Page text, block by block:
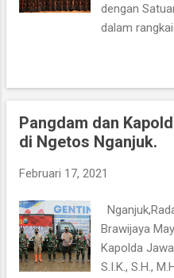
dengan
dalam
motivasi,
para Prajurit
TNi untuk
tugas
TNI/Polri
bersama
berhasil
yaitu
dalam
hadapan
Pangdam dan
di Ngetos Nganjuk.
Februari 17, 2021
Brawijaya
Kapolda
S.I.K., S.H.,